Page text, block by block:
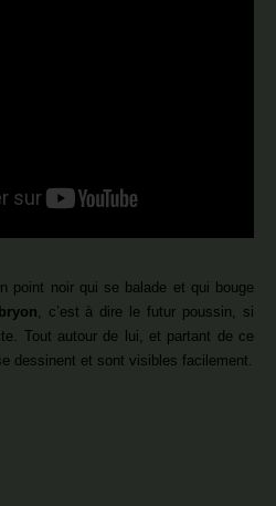
point noir qui se balade et qui bouge
, c’est à dire le futur poussin, si
Tout autour de lui, et partant de ce
dessinent et sont visibles facilement.